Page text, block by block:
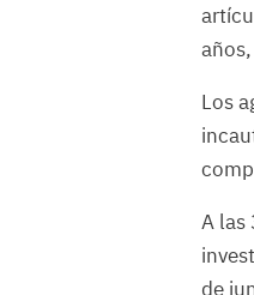
Los
A las
de